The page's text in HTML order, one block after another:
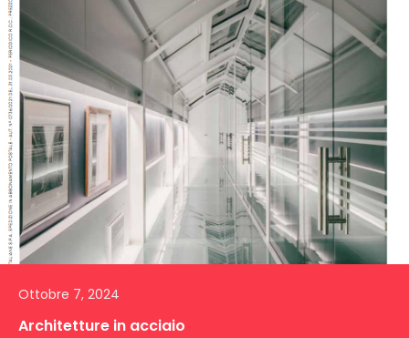
Ottobre 7, 2024
Architetture in acciaio